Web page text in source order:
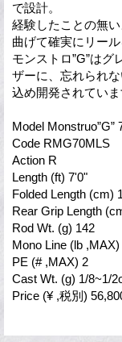
で設計。
経験したことの無
曲げて確実にリー
モンストロ”G”は
ザーに、忘れられ
込め開発されていま
Model Monstruo”G”
Code RMG70MLS
Action R
Length (ft) 7'0"
Folded Length (cm)
Rear Grip Length
Rod Wt. (g) 142
Mono Line (lb ,MAX)
PE (# ,MAX) 2
Cast Wt. (g) 1/8~1/
Price (¥ ,税別)